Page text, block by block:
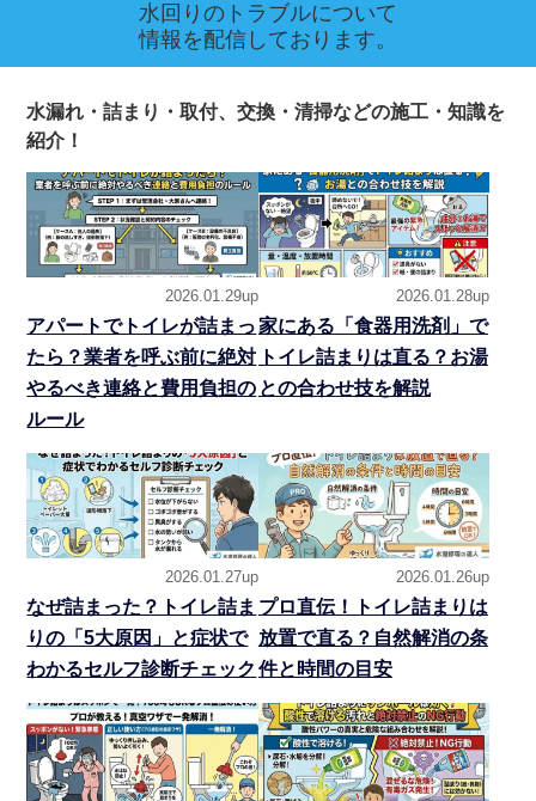
水回りのトラブルについて
情報を配信しております。
水漏れ・詰まり・取付、交換・清掃などの施工・知識を
紹介！
2026.01.29up
アパートでトイレが詰まっ
たら？業者を呼ぶ前に絶対
やるべき連絡と費用負担の
ルール
2026.01.28up
家にある「食器用洗剤」で
トイレ詰まりは直る？お湯
との合わせ技を解説
2026.01.27up
なぜ詰まった？トイレ詰ま
りの「5大原因」と症状で
わかるセルフ診断チェック
2026.01.26up
プロ直伝！トイレ詰まりは
放置で直る？自然解消の条
件と時間の目安